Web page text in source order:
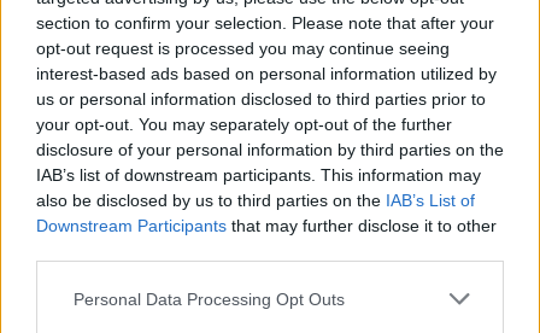
section to confirm your selection. Please note that after your
opt-out request is processed you may continue seeing
interest-based ads based on personal information utilized by
us or personal information disclosed to third parties prior to
your opt-out. You may separately opt-out of the further
disclosure of your personal information by third parties on the
IAB’s list of downstream participants. This information may
also be disclosed by us to third parties on the IAB’s List of
Downstream Participants that may further disclose it to other
Please note that this website/app uses one or more Google
Personal Data Processing Opt Outs
αποζημιώσεων
η κατάσταση έκτακτης ανάγκης στην οποία
βρίσκεται η κτηνοτροφία λόγω ευλογιάς
Με τηδράση αυτή, ο αγροκτηνοτροφικός κόσμος
επιδιώκει να αναδείξει τα δίκαια αιτήματά του και να
απαιτήσει ουσιαστικές λύσεις για τη βιωσιμότητα και
το μέλλον του πρωτογενούς τομέα στη χώρα».